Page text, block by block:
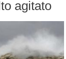
agitato